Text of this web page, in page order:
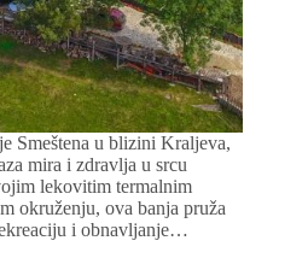
Smeštena u blizini Kraljeva,
mira i zdravlja u srcu
lekovitim termalnim
okruženju, ova banja pruža
i obnavljanje…